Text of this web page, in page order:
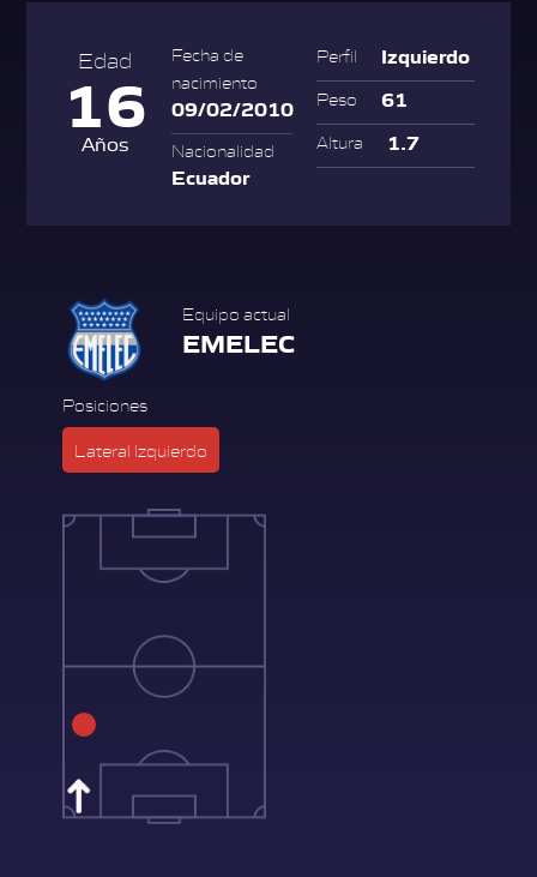
Edad
16
Años
Fecha de
nacimiento
09/02/2010
Nacionalidad
Ecuador
Perfil Izquierdo
Peso 61
Altura 1.7
Equipo actual
EMELEC
Posiciones
Lateral Izquierdo